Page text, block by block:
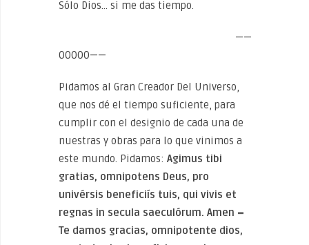
Sólo Dios… si me das tiempo.
——
00000——
Pidamos al Gran Creador Del Universo,
que nos dé el tiempo suficiente, para
cumplir con el designio de cada una de
nuestras y obras para lo que vinimos a
este mundo. Pidamos: Agimus tibi
gratias, omnipotens Deus, pro
univérsis beneficiís tuis, qui vivis et
regnas in secula saeculórum. Amen =
Te damos gracias, omnipotente dios,